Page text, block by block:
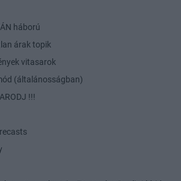
háború
árak topik
vitasarok
(általánosságban)
!!!